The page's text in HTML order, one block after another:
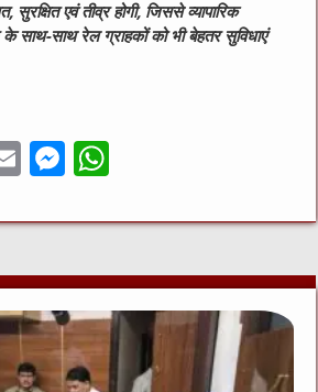
सुरक्षित एवं तीव्र होगी, जिससे व्यापारिक
के साथ-साथ रेल ग्राहकों को भी बेहतर सुविधाएं
E
ai
l
M
ss
e
n
g
er
at
s
A
p
p